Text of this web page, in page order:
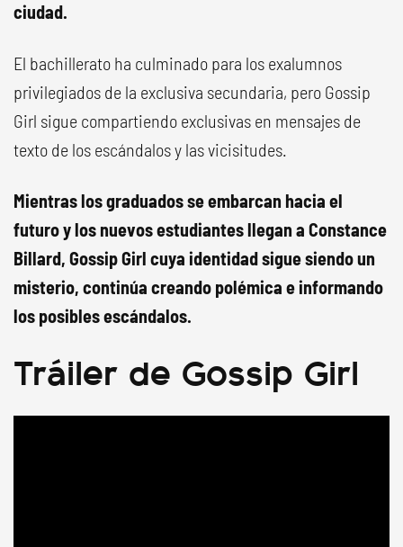
ciudad.
El bachillerato ha culminado para los exalumnos
privilegiados de la exclusiva secundaria, pero Gossip
Girl sigue compartiendo exclusivas en mensajes de
texto de los escándalos y las vicisitudes.
Mientras los graduados se embarcan hacia el
futuro y los nuevos estudiantes llegan a Constance
Billard, Gossip Girl cuya identidad sigue siendo un
misterio, continúa creando polémica e informando
los posibles escándalos.
Tráiler de Gossip Girl